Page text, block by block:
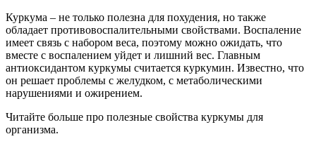
Куркума – не только полезна для похудения, но также
обладает противовоспалительными свойствами. Воспаление
имеет связь с набором веса, поэтому можно ожидать, что
вместе с воспалением уйдет и лишний вес. Главным
антиоксидантом куркумы считается куркумин. Известно, что
он решает проблемы с желудком, с метаболическими
нарушениями и ожирением.
Читайте больше про полезные свойства куркумы для
организма.